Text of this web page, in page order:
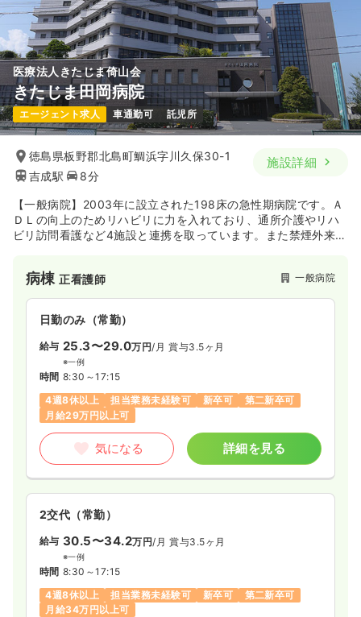
医療法人きたじま倚山会
きたじま田岡病院
エージェント求人 車通勤可 託児所
徳島県板野郡北島町鯛浜字川久保30-1
吉成駅
8分
施設詳細
【一般病院】2003年に設立された198床の急性期病院です。Ａ
ＤＬの向上のためリハビリに力を入れており、通所介護やリハ
ビリ訪問看護など4施設と連携を取っています。また禁煙外来や
す。一般急性期病院・精神科病院を持つTAOKAグループに属し
ており、グループ全体で徳島県の医療に貢献しています。
病棟正看護師 一般病院
日勤のみ（常勤）
給与 25.3〜29.0万円/月 賞与3.5ヶ月
※一例
時間 8:30～17:15
4週8休以上
担当業務未経験可 新卒可
第二新卒可
月給29万円以上可
気になる 詳細を見る
2交代（常勤）
給与 30.5〜34.2万円/月 賞与3.5ヶ月
※一例
時間 8:30～17:15
4週8休以上
担当業務未経験可 新卒可
第二新卒可
月給34万円以上可